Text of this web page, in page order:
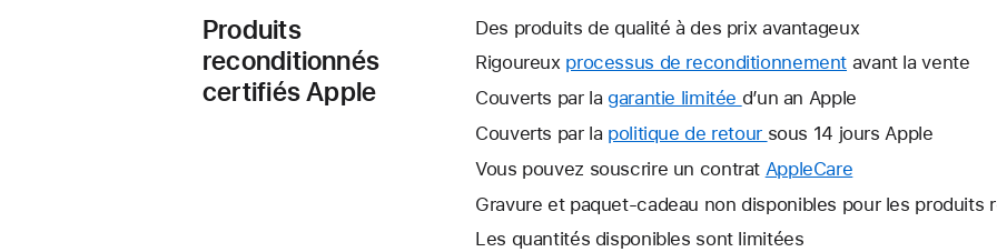
Produits
reconditionnés
certifiés Apple
Des produits de qualité à des prix avantageux
Rigoureux processus de reconditionnement avant la vente
Couverts par la garantie limitée Une
nouvelle
s’ouvre.
d’un an Apple
Couverts par la politique de retour Une
nouvelle
s’ouvre.
sous 14 jours Apple
Vous pouvez souscrire un contrat AppleCare
nouvelle
Gravure et paquet-cadeau non disponibles pour les produits
Les quantités disponibles sont limitées